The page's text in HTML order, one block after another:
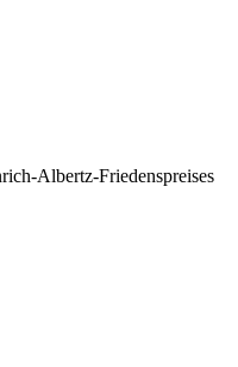
Albertz-Friedenspreises